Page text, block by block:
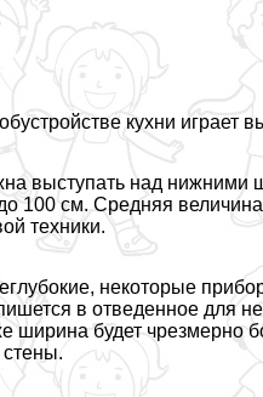
кухни играет
выступать над нижними
100 см. Средняя
техники.
некоторые
в отведенное для
ширина будет чрезмерно